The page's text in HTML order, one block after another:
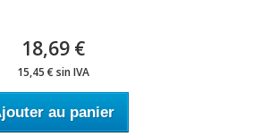
18,69 €
15,45 € sin IVA
au panier